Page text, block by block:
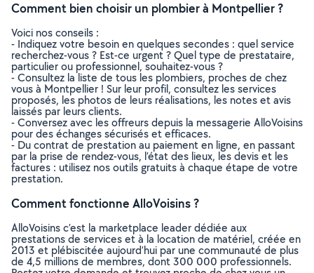
Comment bien choisir un plombier à Montpellier ?
Voici nos conseils :
- Indiquez votre besoin en quelques secondes : quel service
recherchez-vous ? Est-ce urgent ? Quel type de prestataire,
particulier ou professionnel, souhaitez-vous ?
- Consultez la liste de tous les plombiers, proches de chez
vous à Montpellier ! Sur leur profil, consultez les services
proposés, les photos de leurs réalisations, les notes et avis
laissés par leurs clients.
- Conversez avec les offreurs depuis la messagerie AlloVoisins
pour des échanges sécurisés et efficaces.
- Du contrat de prestation au paiement en ligne, en passant
par la prise de rendez-vous, l’état des lieux, les devis et les
factures : utilisez nos outils gratuits à chaque étape de votre
prestation.
Comment fonctionne AlloVoisins ?
AlloVoisins c’est la marketplace leader dédiée aux
prestations de services et à la location de matériel, créée en
2013 et plébiscitée aujourd’hui par une communauté de plus
de 4,5 millions de membres, dont 300 000 professionnels.